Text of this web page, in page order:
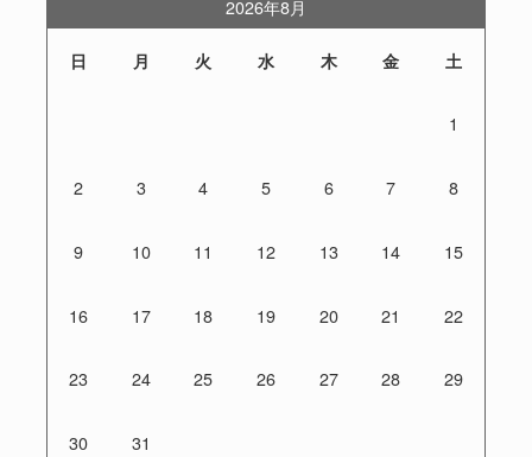
2026年8月
日 月 火 水 木 金 土
1
2 3 4 5 6 7 8
9 10 11 12 13 14 15
16 17 18 19 20 21 22
23 24 25 26 27 28 29
30 31